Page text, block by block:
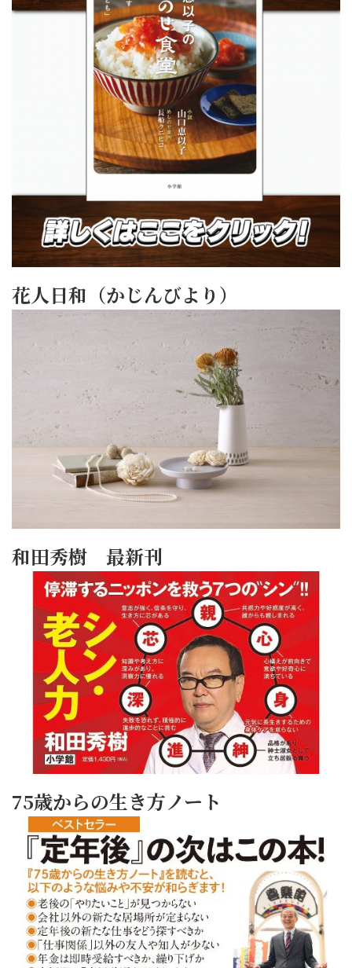
花人日和（かじんびより）
和田秀樹 最新刊
75歳からの生き方ノート